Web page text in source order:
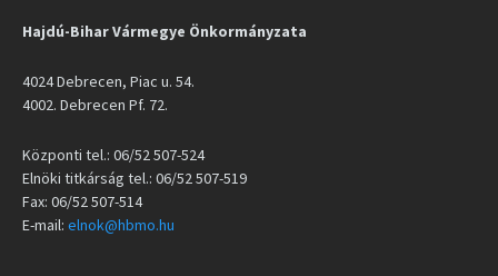
Hajdú-Bihar Vármegye Önkormányzata
4024 Debrecen, Piac u. 54.
4002. Debrecen Pf. 72.
Központi tel.: 06/52 507-524
Elnöki titkárság tel.: 06/52 507-519
Fax: 06/52 507-514
E-mail: elnok@hbmo.hu